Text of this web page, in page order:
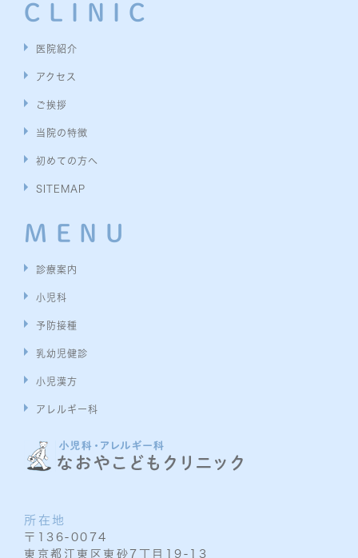
CLINIC
医院紹介
アクセス
ご挨拶
当院の特徴
初めての方へ
SITEMAP
MENU
診療案内
小児科
予防接種
乳幼児健診
小児漢方
アレルギー科
所在地
〒136-0074
東京都江東区東砂7丁目19-13